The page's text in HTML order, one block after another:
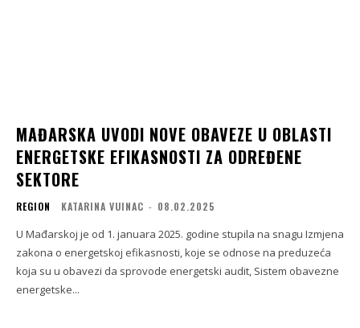
MAĐARSKA UVODI NOVE OBAVEZE U OBLASTI
ENERGETSKE EFIKASNOSTI ZA ODREĐENE
SEKTORE
REGION KATARINA VUINAC - 08.02.2025
U Mađarskoj je od 1. januara 2025. godine stupila na snagu Izmjena
zakona o energetskoj efikasnosti, koje se odnose na preduzeća
koja su u obavezi da sprovode energetski audit, Sistem obavezne
energetske...